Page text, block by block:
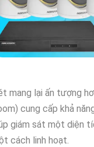
mang lại ấn tượng
cung cấp khả
giám sát một diện
cách linh hoạt.